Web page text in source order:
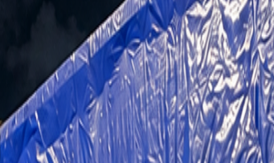
к сохранности
риска повреждения изделий при
количество контейнеров с 10 до
в город Мытищи
укладки мебели клиенту не